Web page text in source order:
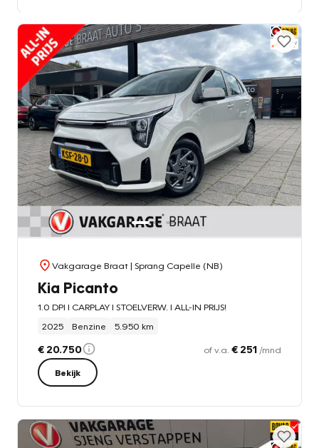
Vakgarage Braat| Sprang Capelle (NB)
Kia Picanto
1.0 DPI l CARPLAY l STOELVERW. l ALL-IN PRIJS!
2025
Benzine 5.950 km
€ 20.750 of v.a. € 251 /mnd
Bekijk